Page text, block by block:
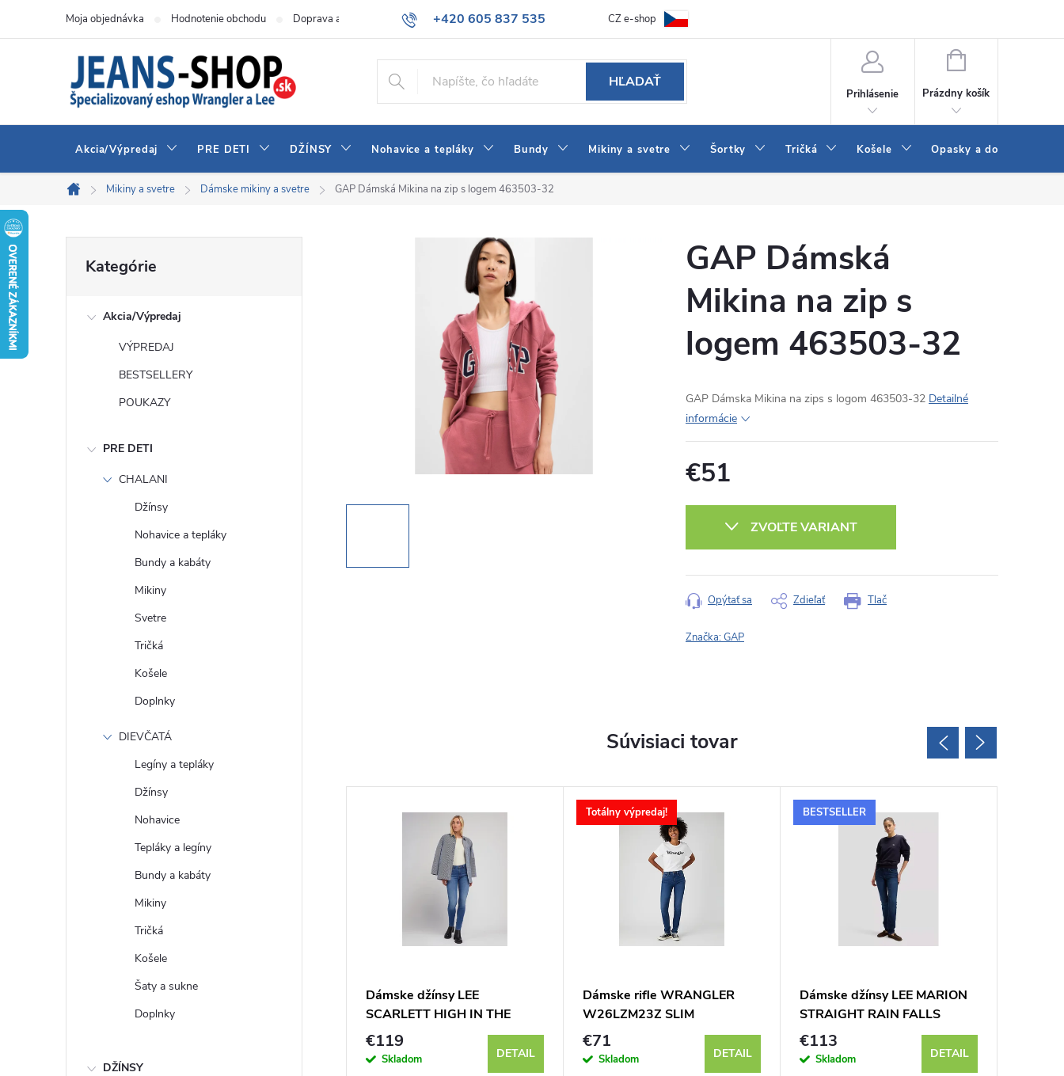
+420 605 837 535
info@jeans-shop.sk
Moja objednávka Hodnotenie obchodu Doprava a platba Všeobecné obchodné podmienky Ako vybrať džínsy Wrangler a LEE
CZ e-shop
HĽADAŤ
Prihlásenie
NÁKUPNÝ
Prázdny košík
Akcia/Výpredaj PRE DETI DŽÍNSY Nohavice a tepláky Bundy Mikiny a svetre Šortky Tričká Košele Opasky a doplnky
Domov
Mikiny a svetre Dámske mikiny a svetre GAP Dámská Mikina na zip s logem 463503-32
kategórie
Kategórie
Akcia/Výpredaj
VÝPREDAJ
BESTSELLERY
POUKAZY
PRE DETI
CHALANI
Džínsy
Nohavice a tepláky
Bundy a kabáty
Mikiny
Svetre
Tričká
Košele
Doplnky
DIEVČATÁ
Legíny a tepláky
Džínsy
Nohavice
Tepláky a legíny
Bundy a kabáty
Mikiny
Tričká
Košele
Šaty a sukne
Doplnky
DŽÍNSY
GAP Dámská
Mikina na zip s
logem 463503-32
GAP Dámska Mikina na zips s logom 463503-32 Detailné
informácie
€51
ZVOĽTE VARIANT
Tlač
Opýtať sa Zdieľať
Značka:GAP
Súvisiaci tovar
Dámske jeans LEE CAROL
CLASSIC DENIM 112354457
Dámske džínsy LEE
SCARLETT HIGH IN THE
SHADE 112346881
€119
Skladom DETAIL
Totálny výpredaj!
Dámske rifle WRANGLER
W26LZM23Z SLIM
AUTHENTIC LOVE
€71
Skladom DETAIL
BESTSELLER
Dámske džínsy LEE MARION
STRAIGHT RAIN FALLS
112354413
€113
Skladom DETAIL